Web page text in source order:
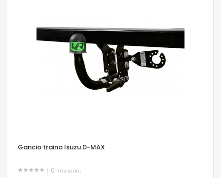
Gancio traino Isuzu D-MAX
0 Revisioni